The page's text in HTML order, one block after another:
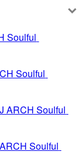
Soulful
Soulful
ARCH Soulful
Soulful